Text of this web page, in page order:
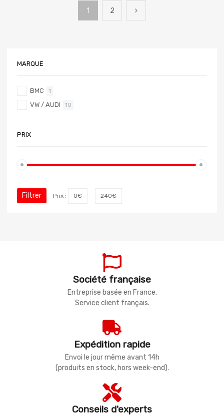
1 2
MARQUE
BMC 1
VW / AUDI 10
PRIX
Filtrer Prix : 0€ — 240€
Société française
Entreprise basée en France.
Service client français.
Expédition rapide
Envoi le jour même avant 14h
(produits en stock, hors week-end).
Conseils d'experts